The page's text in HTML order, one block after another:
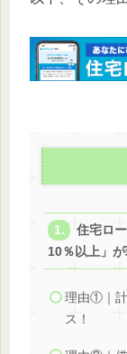
住宅ロ
10％以上」
理由①｜計
ス！